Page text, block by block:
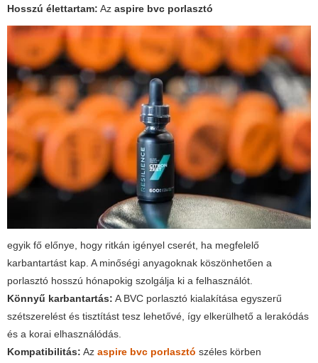
Hosszú élettartam: Az aspire bvc porlasztó
egyik fő előnye, hogy ritkán igényel cserét, ha megfelelő
karbantartást kap. A minőségi anyagoknak köszönhetően a
porlasztó hosszú hónapokig szolgálja ki a felhasználót.
Könnyű karbantartás: A BVC porlasztó kialakítása egyszerű
szétszerelést és tisztítást tesz lehetővé, így elkerülhető a lerakódás
és a korai elhasználódás.
Kompatibilitás: Az aspire bvc porlasztó széles körben